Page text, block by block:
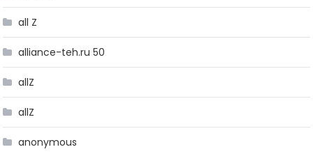
all Z
alliance-teh.ru 50
allZ
allZ
anonymous